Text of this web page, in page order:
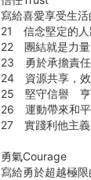
寫給喜愛享受生
21 信念堅定的
22 團結就是力
23 勇於承擔責
24 資源共享，
25 堅守信譽 亨
26 運動帶來和
27 實踐利他主
勇氣Courage
寫給勇於超越極